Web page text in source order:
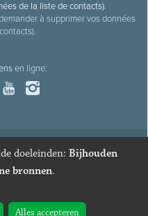
de la liste de contacts).
à supprimer vos données
en ligne:
honoraire
de Louvain
doeleinden: Bijhouden
bronnen.
Alles accepteren